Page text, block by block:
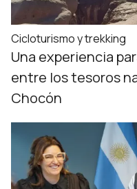
Cicloturismo y trekking
Una experiencia
entre los tesoros
Chocón